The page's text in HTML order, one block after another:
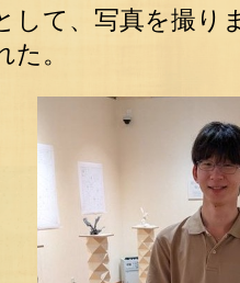
して、写真を撮り
。